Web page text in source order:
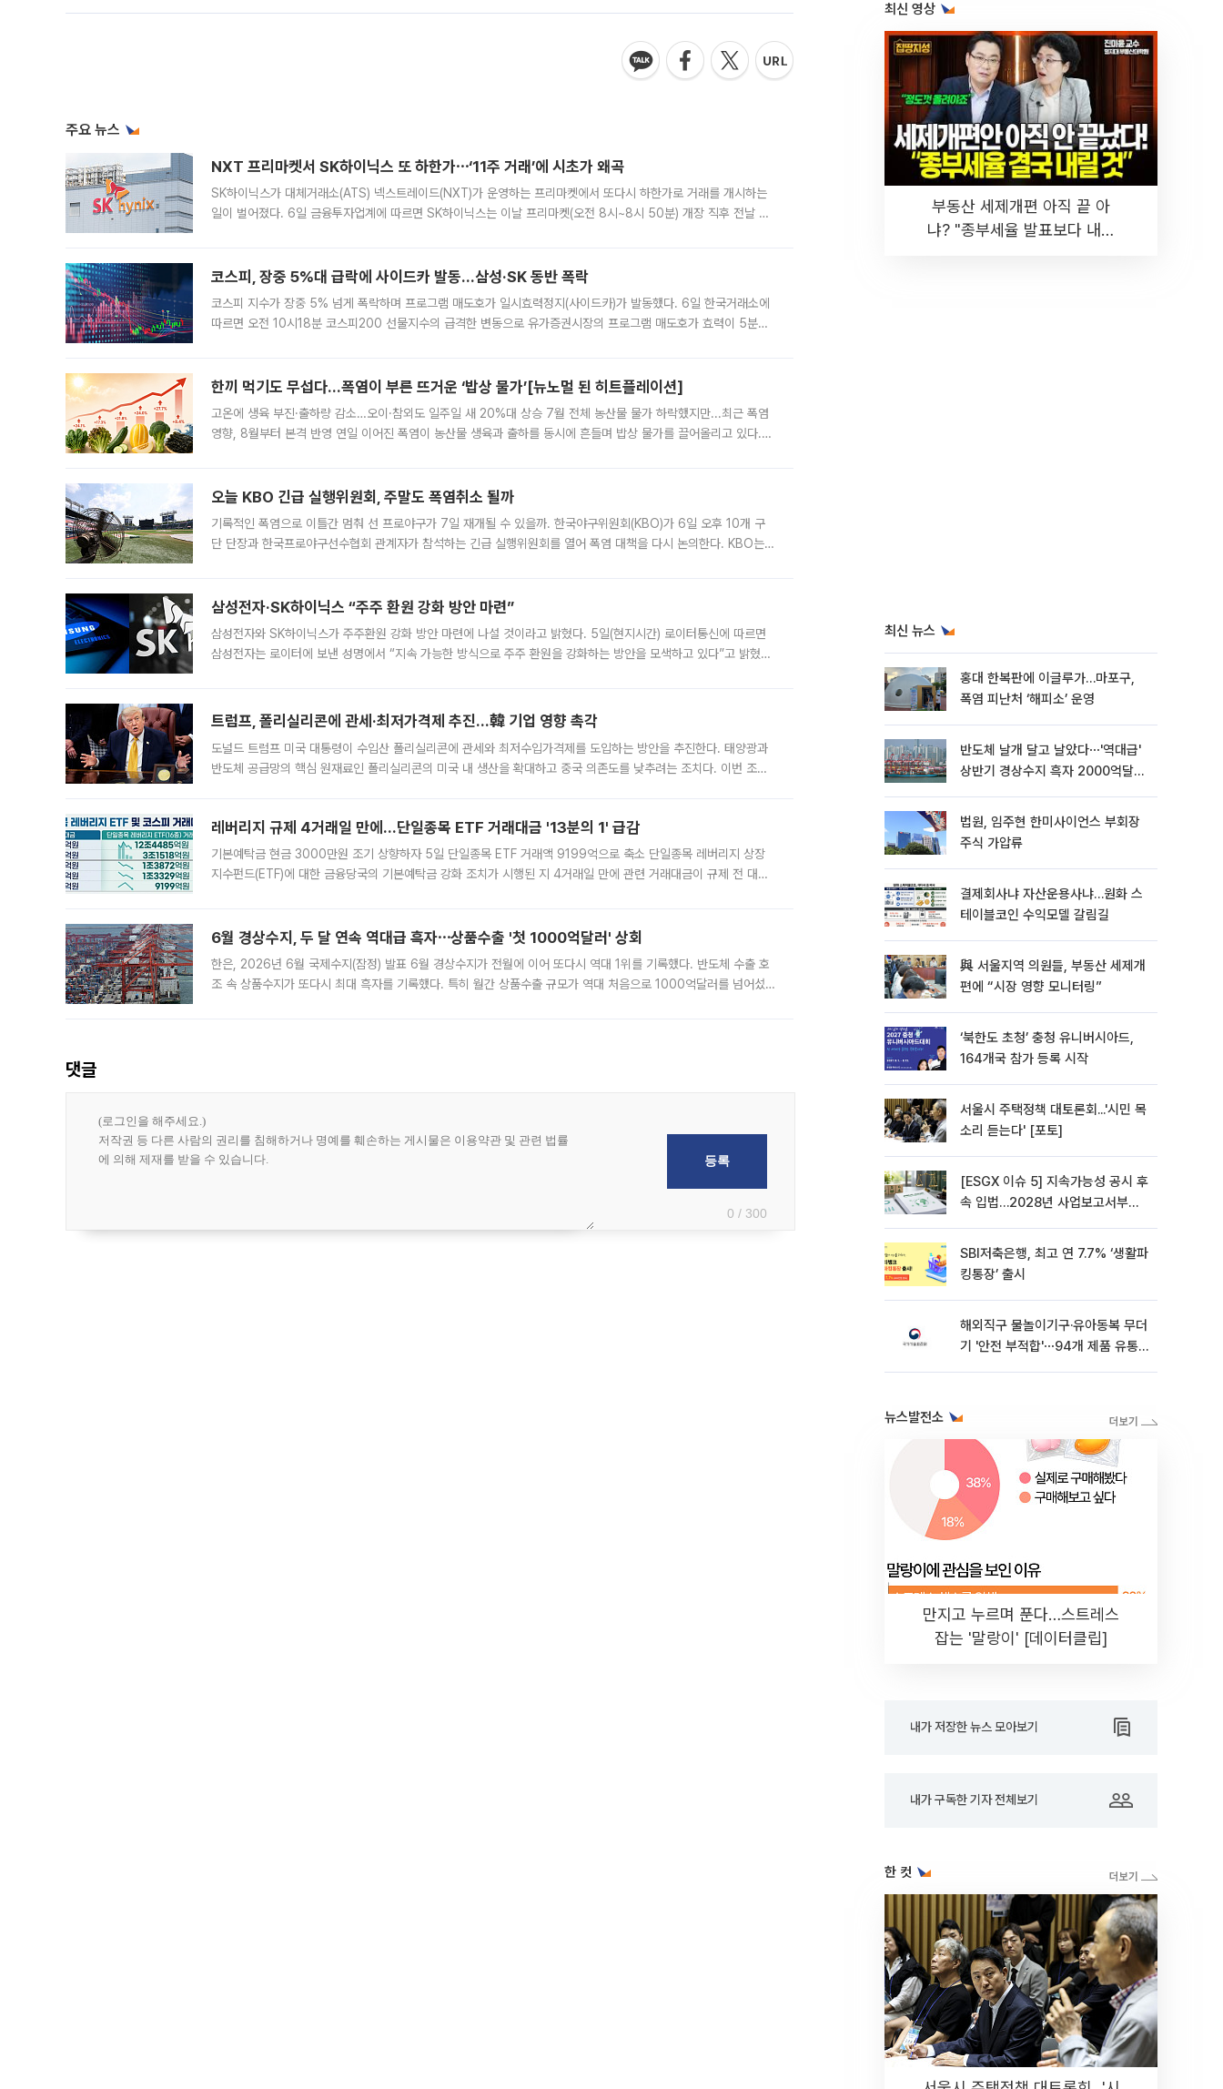
주요 뉴스
NXT 프리마켓서 SK하이닉스 또 하한가⋯‘11주 거래’에 시초가 왜곡
SK하이닉스가 대체거래소(ATS) 넥스트레이드(NXT)가 운영하는 프리마켓에서 또다시 하한가로 거래를 개시하는
일이 벌어졌다. 6일 금융투자업계에 따르면 SK하이닉스는 이날 프리마켓(오전 8시~8시 50분) 개장 직후 전날 정
코스피, 장중 5%대 급락에 사이드카 발동…삼성·SK 동반 폭락
코스피 지수가 장중 5% 넘게 폭락하며 프로그램 매도호가 일시효력정지(사이드카)가 발동했다. 6일 한국거래소에
따르면 오전 10시18분 코스피200 선물지수의 급격한 변동으로 유가증권시장의 프로그램 매도호가 효력이 5분간
한끼 먹기도 무섭다...폭염이 부른 뜨거운 ‘밥상 물가’[뉴노멀 된 히트플레이션]
고온에 생육 부진·출하량 감소…오이·참외도 일주일 새 20%대 상승 7월 전체 농산물 물가 하락했지만...최근 폭염
영향, 8월부터 본격 반영 연일 이어진 폭염이 농산물 생육과 출하를 동시에 흔들며 밥상 물가를 끌어올리고 있다.
오늘 KBO 긴급 실행위원회, 주말도 폭염취소 될까
기록적인 폭염으로 이틀간 멈춰 선 프로야구가 7일 재개될 수 있을까. 한국야구위원회(KBO)가 6일 오후 10개 구
단 단장과 한국프로야구선수협회 관계자가 참석하는 긴급 실행위원회를 열어 폭염 대책을 다시 논의한다. KBO는
삼성전자·SK하이닉스 “주주 환원 강화 방안 마련”
삼성전자와 SK하이닉스가 주주환원 강화 방안 마련에 나설 것이라고 밝혔다. 5일(현지시간) 로이터통신에 따르면
삼성전자는 로이터에 보낸 성명에서 “지속 가능한 방식으로 주주 환원을 강화하는 방안을 모색하고 있다”고 밝혔다.
트럼프, 폴리실리콘에 관세·최저가격제 추진…韓 기업 영향 촉각
도널드 트럼프 미국 대통령이 수입산 폴리실리콘에 관세와 최저수입가격제를 도입하는 방안을 추진한다. 태양광과
반도체 공급망의 핵심 원재료인 폴리실리콘의 미국 내 생산을 확대하고 중국 의존도를 낮추려는 조치다. 이번 조처
레버리지 규제 4거래일 만에…단일종목 ETF 거래대금 '13분의 1' 급감
기본예탁금 현금 3000만원 조기 상향하자 5일 단일종목 ETF 거래액 9199억으로 축소 단일종목 레버리지 상장
지수펀드(ETF)에 대한 금융당국의 기본예탁금 강화 조치가 시행된 지 4거래일 만에 관련 거래대금이 규제 전 대비
6월 경상수지, 두 달 연속 역대급 흑자⋯상품수출 '첫 1000억달러' 상회
한은, 2026년 6월 국제수지(잠정) 발표 6월 경상수지가 전월에 이어 또다시 역대 1위를 기록했다. 반도체 수출 호
조 속 상품수지가 또다시 최대 흑자를 기록했다. 특히 월간 상품수출 규모가 역대 처음으로 1000억달러를 넘어섰
댓글
0 / 300
최신 영상
부동산 세제개편 아직 끝 아
냐? "종부세율 발표보다 내릴
최신 뉴스
홍대 한복판에 이글루가…마포구,
폭염 피난처 ‘해피소’ 운영
반도체 날개 달고 날았다⋯'역대급'
상반기 경상수지 흑자 2000억달러
법원, 임주현 한미사이언스 부회장
주식 가압류
결제회사냐 자산운용사냐…원화 스
테이블코인 수익모델 갈림길
與 서울지역 의원들, 부동산 세제개
편에 “시장 영향 모니터링”
‘북한도 초청’ 충청 유니버시아드,
164개국 참가 등록 시작
서울시 주택정책 대토론회...'시민 목
소리 듣는다' [포토]
[ESGX 이슈 5] 지속가능성 공시 후
속 입법…2028년 사업보고서부터
SBI저축은행, 최고 연 7.7% ‘생활파
킹통장’ 출시
해외직구 물놀이기구·유아동복 무더
기 '안전 부적합'⋯94개 제품 유통
뉴스발전소
만지고 누르며 푼다…스트레스
잡는 '말랑이' [데이터클립]
내가 저장한 뉴스 모아보기
내가 구독한 기자 전체보기
한 컷